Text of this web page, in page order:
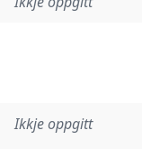
Ikkje oppgitt